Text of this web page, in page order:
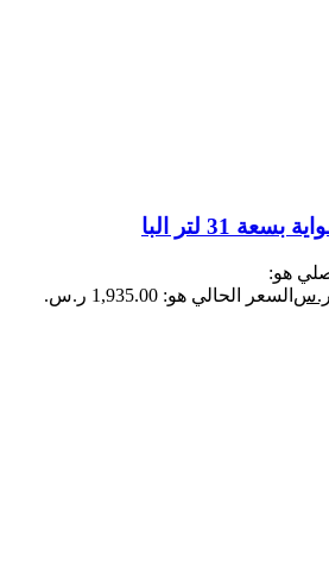
31 لتر البا
هو:
ر.س السعر الحالي هو: 1,935.00 ر.س.